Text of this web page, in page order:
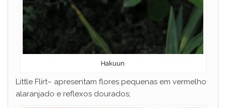
Hakuun
Little Flirt– apresentam flores pequenas em vermelho
alaranjado e reflexos dourados;